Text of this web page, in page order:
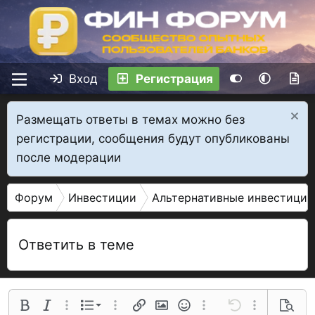
Вход Регистрация
Размещать ответы в темах можно без
регистрации, сообщения будут опубликованы
после модерации
Форум Инвестиции Альтернативные инвестиции
Ответить в теме
Полужирный
КурсивДополнительные параметры...
Список
Нумерованный список
Дополнительные параметры...
СсылкаИзображение
СмайлыДополнительные
Отменить